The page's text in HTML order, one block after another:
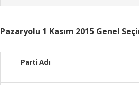
Pazaryolu 1 Kasım 2015 Genel
Parti Adı